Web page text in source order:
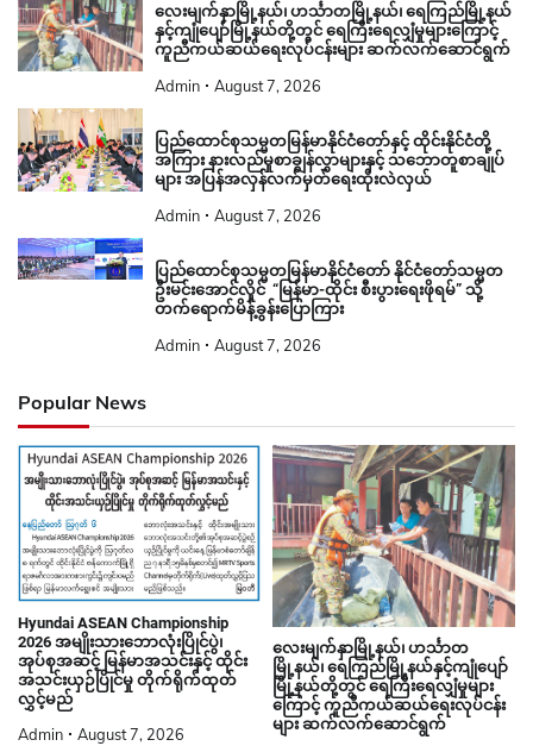
လေးမျက်နှာမြို့နယ်၊ ဟင်္သာတမြို့နယ်၊ ရေကြည်မြို့နယ်
နှင့်ကျုံပျော်မြို့နယ်တို့တွင် ရေကြီးရေလျှံမှုများကြောင့်
ကူညီကယ်ဆယ်ရေးလုပ်ငန်းများ ဆက်လက်ဆောင်ရွက်
Admin August 7, 2026
ပြည်ထောင်စုသမ္မတမြန်မာနိုင်ငံတော်နှင့် ထိုင်းနိုင်ငံတို့
အကြား နားလည်မှုစာချွန်လွှာများနှင့် သဘောတူစာချုပ်
များ အပြန်အလှန်လက်မှတ်ရေးထိုးလဲလှယ်
Admin August 7, 2026
ပြည်ထောင်စုသမ္မတမြန်မာနိုင်ငံတော် နိုင်ငံတော်သမ္မတ
ဦးမင်းအောင်လှိုင် “မြန်မာ-ထိုင်း စီးပွားရေးဖိုရမ်” သို့
တက်ရောက်မိန့်ခွန်းပြောကြား
Admin August 7, 2026
Popular News
Hyundai ASEAN Championship
2026 အမျိုးသားဘောလုံးပြိုင်ပွဲ၊
အုပ်စုအဆင့် မြန်မာအသင်းနှင့် ထိုင်း
အသင်းယှဉ်ပြိုင်မှု တိုက်ရိုက်ထုတ်
လွှင့်မည်
Admin August 7, 2026
လေးမျက်နှာမြို့နယ်၊ ဟင်္သာတ
မြို့နယ်၊ ရေကြည်မြို့နယ်နှင့်ကျုံပျော်
မြို့နယ်တို့တွင် ရေကြီးရေလျှံမှုများ
ကြောင့် ကူညီကယ်ဆယ်ရေးလုပ်ငန်း
များ ဆက်လက်ဆောင်ရွက်